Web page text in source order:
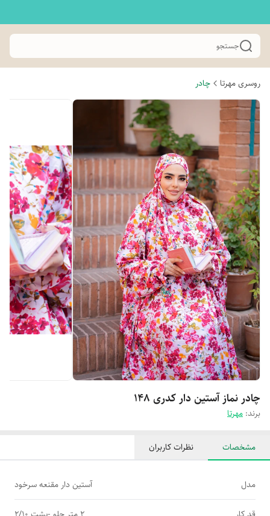
جستجو
روسری مهرتا چادر
چادر نماز آستین دار کدری 148
برند: مهرتا
مشخصات نظرات کاربران
مدل آستین دار مقنعه سرخود